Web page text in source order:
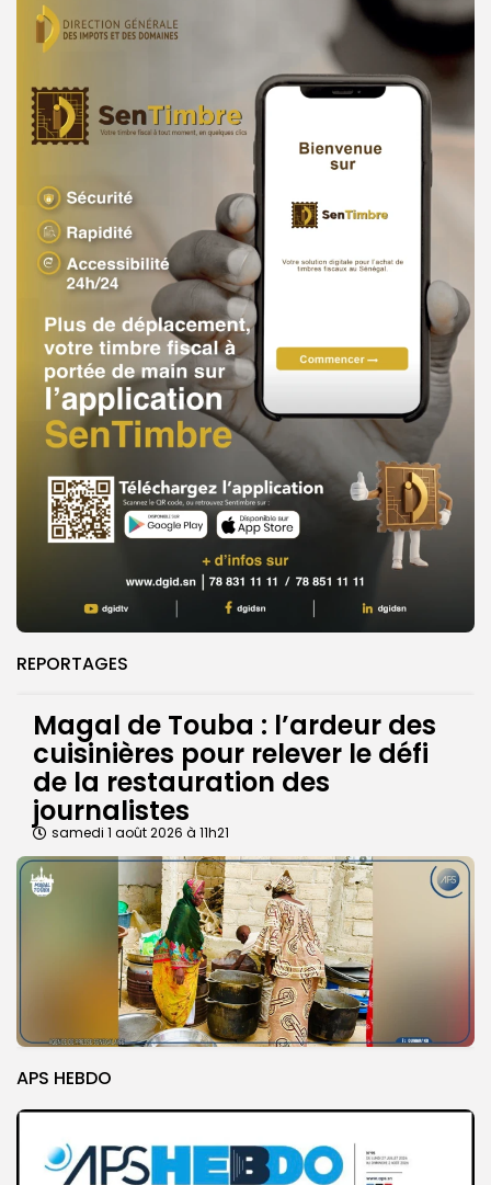
REPORTAGES
Magal de Touba : l’ardeur des
cuisinières pour relever le défi
de la restauration des
journalistes
samedi 1 août 2026 à 11h21
APS HEBDO